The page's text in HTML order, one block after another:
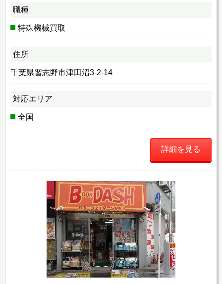
職種
特殊機械買取
住所
千葉県習志野市津田沼3-2-14
対応エリア
全国
詳細を見る